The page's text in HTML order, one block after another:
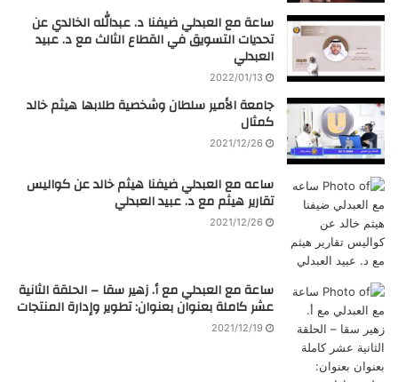
ساعة مع العبدلي ضيفنا د. عبدالله الخالدي عن
تحديات التسويق في القطاع الثالث مع د. عبيد
العبدلي
2022/01/13
جامعة الأمير سلطان وشخصية طلابها هيثم خالد
كمثال
2021/12/26
ساعه مع العبدلي ضيفنا هيثم خالد عن كواليس
تقارير هيثم مع د. عبيد العبدلي
2021/12/26
ساعة مع العبدلي مع أ. زهير سقا – الحلقة الثانية
عشر كاملة بعنوان بعنوان: تطوير وإدارة المنتجات
2021/12/19